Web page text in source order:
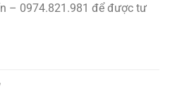
– 0974.821.981 để được tư